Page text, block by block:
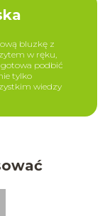
bluzkę z
w ręku,
gotowa podbić
tylko
wiedzy